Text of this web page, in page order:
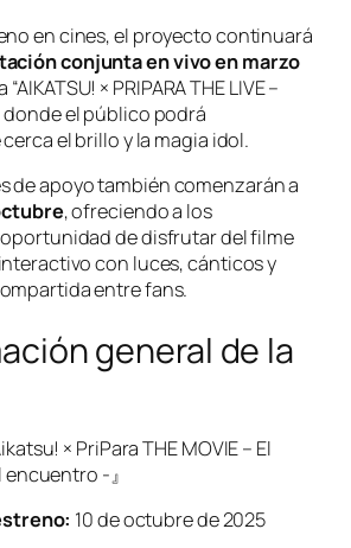
en cines, el proyecto continuará
conjunta en vivo en marzo
“AIKATSU! × PRIPARA THE LIVE –
donde el público podrá
el brillo y la magia idol.
de apoyo también comenzarán a
, ofreciendo a los
de disfrutar del filme
con luces, cánticos y
entre fans.
general de la
× PriPara THE MOVIE – El
-』
10 de octubre de 2025